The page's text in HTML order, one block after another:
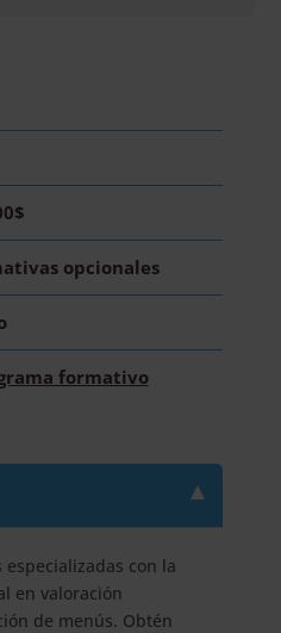
opcionales
formativo
con la
en valoración
de menús. Obtén